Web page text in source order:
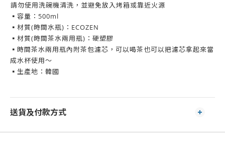
️請勿使用洗碗機清洗，並避免放入烤箱或靠近火源
▪️容量：500ml
▪️材質(時間水瓶)：ECOZEN
▪️材質(時間茶水兩用瓶)：硬塑膠
▪️時間茶水兩用瓶內附茶包濾芯，可以喝茶也可以把濾芯拿起來當
成水杯使用～
▪️生產地：韓國
送貨及付款方式